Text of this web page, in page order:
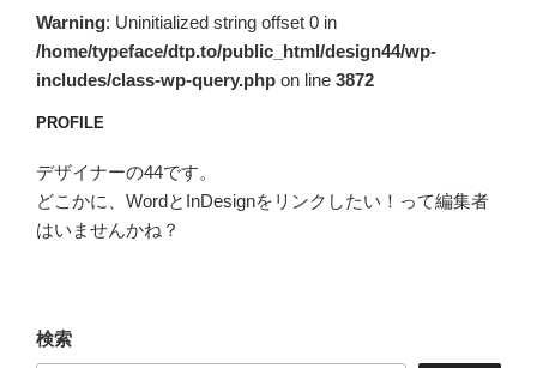
ン
Warning: Uninitialized string offset 0 in
/home/typeface/dtp.to/public_html/design44/wp-
includes/class-wp-query.php on line 3872
PROFILE
デザイナーの44です。
どこかに、WordとInDesignをリンクしたい！って編集者
はいませんかね？
検索